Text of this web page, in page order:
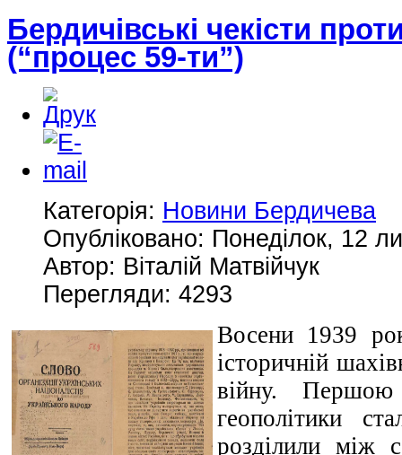
Бердичівські чекісти
(“процес 59-ти”)
Категорія: Новини Бердичева
Опубліковано: Понеділок, 12
Автор: Віталій Матвійчук
Перегляди: 4293
Восени 1939
історичній
війну. Першою
геополітики
розділили між